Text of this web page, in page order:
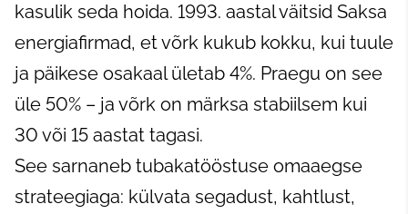
kasulik seda hoida. 1993. aastal väitsid Saksa
energiafirmad, et võrk kukub kokku, kui tuule
ja päikese osakaal ületab 4%. Praegu on see
üle 50% – ja võrk on märksa stabiilsem kui
30 või 15 aastat tagasi.
See sarnaneb tubakatööstuse omaaegse
strateegiaga: külvata segadust, kahtlust,